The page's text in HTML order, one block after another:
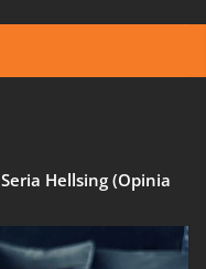
Seria Hellsing (Opinia